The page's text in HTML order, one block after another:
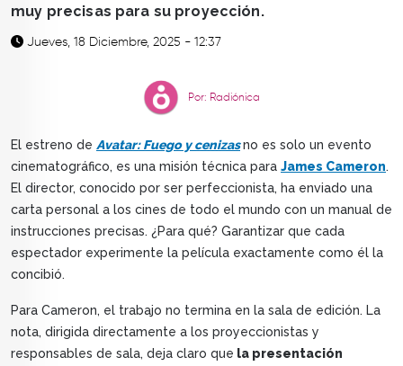
muy precisas para su proyección.
Jueves, 18 Diciembre, 2025 - 12:37
Por: Radiónica
El estreno de Avatar: Fuego y cenizasno es solo un evento
cinematográfico, es una misión técnica para James Cameron.
El director, conocido por ser perfeccionista, ha enviado una
carta personal a los cines de todo el mundo con un manual de
instrucciones precisas. ¿Para qué? Garantizar que cada
espectador experimente la película exactamente como él la
concibió.
Para Cameron, el trabajo no termina en la sala de edición. La
nota, dirigida directamente a los proyeccionistas y
responsables de sala, deja claro que la presentación